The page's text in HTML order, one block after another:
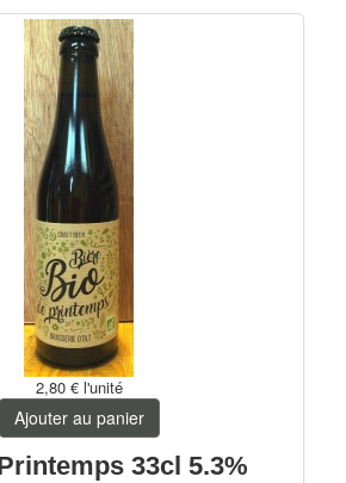
2,80 € l'unité
Ajouter au panier
33cl 5.3%